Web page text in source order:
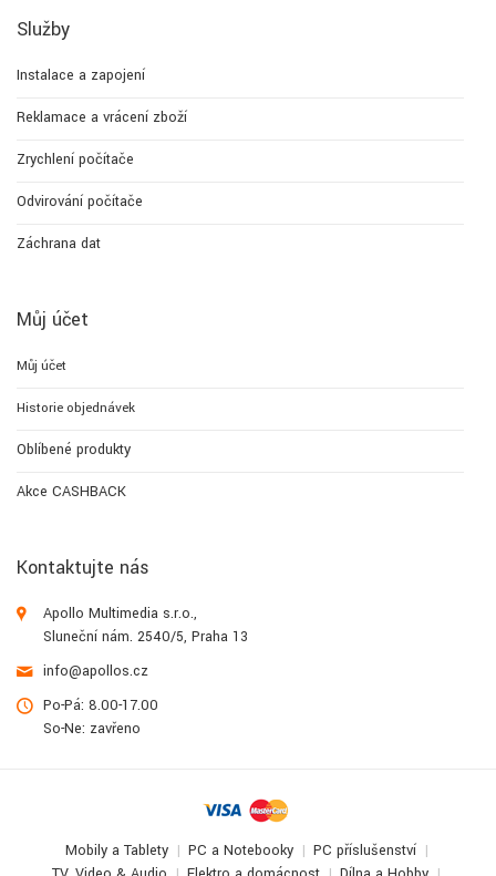
Služby
Instalace a zapojení
Reklamace a vrácení zboží
Zrychlení počítače
Odvirování počítače
Záchrana dat
Můj účet
Můj účet
Historie objednávek
Oblíbené produkty
Akce CASHBACK
Kontaktujte nás
Apollo Multimedia s.r.o.,
Sluneční nám. 2540/5, Praha 13
info@apollos.cz
Po-Pá: 8.00-17.00
So-Ne: zavřeno
Mobily a Tablety PC a Notebooky
PC příslušenství